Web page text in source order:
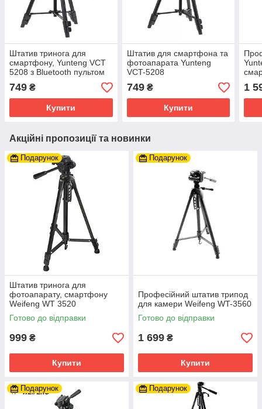
Штатив тринога для
смартфону, Yunteng VCT
5208 з Bluetooth пультом
749 ₴
Купити
Штатив для смартфона та
фотоапарата Yunteng
VCT-5208
749₴
Купити
1
Акційні пропозиції та новинки
Подарунок
Штатив тринога для
фотоапарату, смартфону
Weifeng WT 3520
Готово до відправки
999 ₴
Купити
Подарунок
Професійний штатив трипод
для камери Weifeng WT-3560
Готово до відправки
1 699 ₴
Купити
Подарунок Подарунок